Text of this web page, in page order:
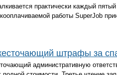
практически каждый пятый
работы SuperJob
штрафы за
административную